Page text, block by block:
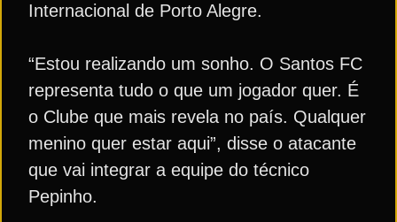
Internacional de Porto Alegre.
“Estou realizando um sonho. O Santos FC
representa tudo o que um jogador quer. É
o Clube que mais revela no país. Qualquer
menino quer estar aqui”, disse o atacante
que vai integrar a equipe do técnico
Pepinho.